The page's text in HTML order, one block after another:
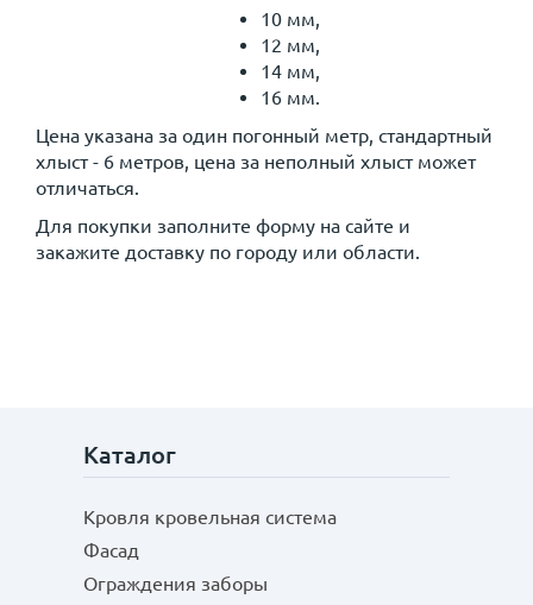
10 мм,
12 мм,
14 мм,
16 мм.
Цена указана за один погонный метр, стандартный
хлыст - 6 метров, цена за неполный хлыст может
отличаться.
Для покупки заполните форму на сайте и
закажите доставку по городу или области.
Каталог
Кровля кровельная система
Фасад
Ограждения заборы